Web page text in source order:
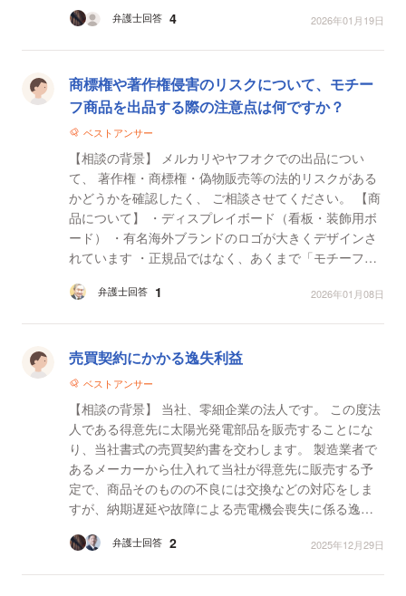
こ...
弁護士回答 4 2026年01月19日
商標権や著作権侵害のリスクについて、モチー
フ商品を出品する際の注意点は何ですか？
ベストアンサー
【相談の背景】 メルカリやヤフオクでの出品につい
て、 著作権・商標権・偽物販売等の法的リスクがある
かどうかを確認したく、 ご相談させてください。 【商
品について】 ・ディスプレイボード（看板・装飾用ボ
ード） ・有名海外ブランドのロゴが大きくデザインさ
れています ・正規品ではなく、あくまで「モチーフ」
弁護士回答 1 2026年01月08日
売買契約にかかる逸失利益
ベストアンサー
【相談の背景】 当社、零細企業の法人です。 この度法
人である得意先に太陽光発電部品を販売することにな
り、当社書式の売買契約書を交わします。 製造業者で
あるメーカーから仕入れて当社が得意先に販売する予
定で、商品そのものの不良には交換などの対応をしま
すが、納期遅延や故障による売電機会喪失に係る逸失
弁護士回答 2 2025年12月29日